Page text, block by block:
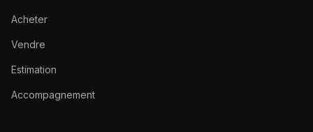
Acheter
Vendre
Estimation
Accompagnement